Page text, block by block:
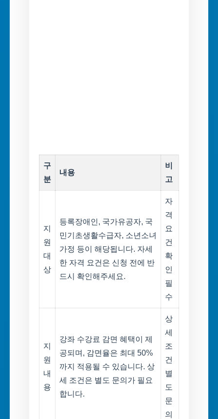
구
분
내용
비
고
지
원
대
상
등록장애인, 국가유공자, 국
민기초생활수급자, 소년소녀
가정 등이 해당됩니다. 자세
한 자격 요건은 신청 전에 반
드시 확인해주세요.
자
격
요
건
확
인
필
수
지
원
내
용
강좌 수강료 감면 혜택이 제
공되며, 감면율은 최대 50%
까지 적용될 수 있습니다. 상
세 조건은 별도 문의가 필요
합니다.
상
세
조
건
별
도
문
의